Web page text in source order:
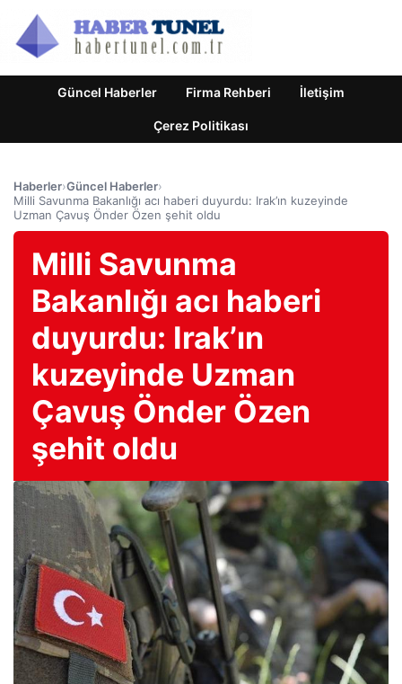
Güncel Haberler Firma Rehberi İletişim
Çerez Politikası
Haberler›Güncel Haberler›
Milli Savunma Bakanlığı acı haberi duyurdu: Irak’ın kuzeyinde
Uzman Çavuş Önder Özen şehit oldu
Milli Savunma
Bakanlığı acı haberi
duyurdu: Irak’ın
kuzeyinde Uzman
Çavuş Önder Özen
şehit oldu